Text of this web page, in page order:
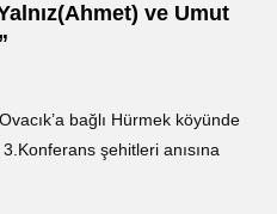
ve Umut
bağlı Hürmek köyünde
şehitleri anısına